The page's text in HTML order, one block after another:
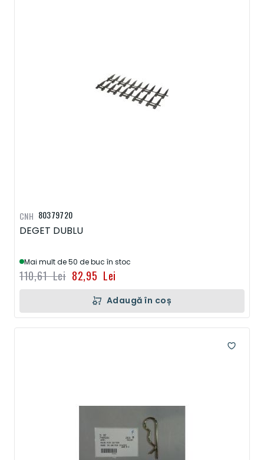
80379720
DEGET DUBLU
Mai mult de 50 de buc în stoc
82,95 Lei
110,61 Lei
CNH
Adaugă în coș